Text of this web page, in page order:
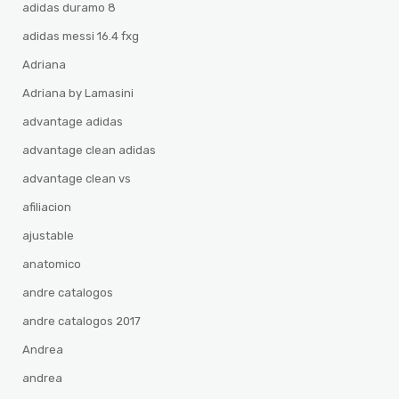
adidas duramo 8
adidas messi 16.4 fxg
Adriana
Adriana by Lamasini
advantage adidas
advantage clean adidas
advantage clean vs
afiliacion
ajustable
anatomico
andre catalogos
andre catalogos 2017
Andrea
andrea